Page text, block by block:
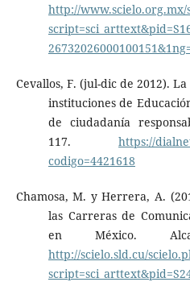
http://www.scielo.org.mx/
Cevallos, F. (jul-dic de 2012).
instituciones de
de ciudadanía
117.https://
codigo=4421618
Chamosa, M. y Herrera, A.
las Carreras de
en México.
http://scielo.sld.cu/